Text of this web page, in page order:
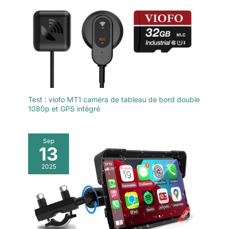
garantissons un an de garantie
pour chaque produit VSYSTO et
un service après-vente très
réactif pour vous assurer que
vous obtenez le meilleur
produit. Veuillez contacter
directement notre équipe après-
vente si vous avez un problème,
24 heures et vous fournirons
des conseils utiles.
Test : viofo MT1 caméra de tableau de bord double
1080p et GPS intégré
Sep
13
2025